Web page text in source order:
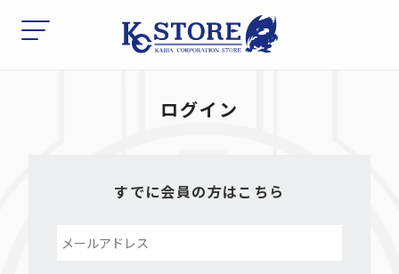
ログイン
すでに会員の方はこちら